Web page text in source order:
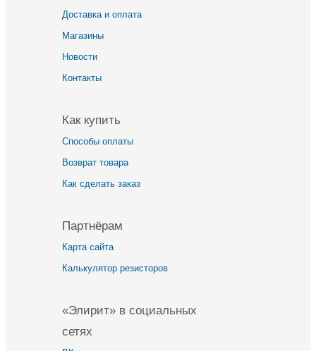
Доставка и оплата
Магазины
Новости
Контакты
Как купить
Способы оплаты
Возврат товара
Как сделать заказ
Партнёрам
Карта сайта
Калькулятор резисторов
«Элирит» в социальных
сетях